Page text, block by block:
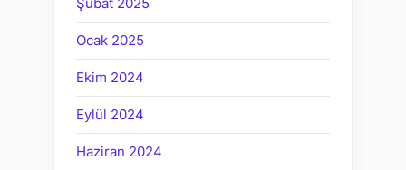
Ocak 2025
Ekim 2024
Eylül 2024
Haziran 2024